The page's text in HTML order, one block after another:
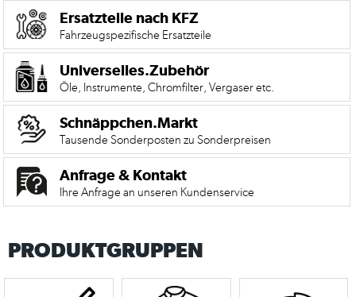
Carport
Impressum
AGB
Zahlungsmöglichkeiten
Widerrufsbelehrung
Datenschutzerklärung
Ersatzteile nach KFZ
Fahrzeugspezifische Ersatzteile
Universelles.Zubehör
Öle, Instrumente, Chromfilter, Vergaser etc.
Schnäppchen.Markt
Tausende Sonderposten zu Sonderpreisen
Anfrage & Kontakt
Ihre Anfrage an unseren Kundenservice
PRODUKTGRUPPEN